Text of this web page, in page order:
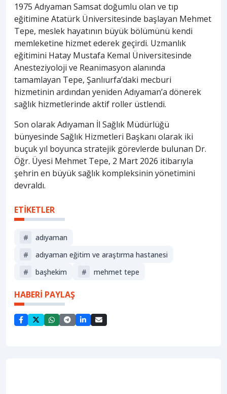
1975 Adıyaman Samsat doğumlu olan ve tıp
eğitimine Atatürk Üniversitesinde başlayan Mehmet
Tepe, meslek hayatının büyük bölümünü kendi
memleketine hizmet ederek geçirdi. Uzmanlık
eğitimini Hatay Mustafa Kemal Üniversitesinde
Anesteziyoloji ve Reanimasyon alanında
tamamlayan Tepe, Şanlıurfa’daki mecburi
hizmetinin ardından yeniden Adıyaman’a dönerek
sağlık hizmetlerinde aktif roller üstlendi.
Son olarak Adıyaman İl Sağlık Müdürlüğü
bünyesinde Sağlık Hizmetleri Başkanı olarak iki
buçuk yıl boyunca stratejik görevlerde bulunan Dr.
Öğr. Üyesi Mehmet Tepe, 2 Mart 2026 itibarıyla
şehrin en büyük sağlık kompleksinin yönetimini
devraldı.
ETİKETLER
#
adıyaman
#
adıyaman eğitim ve araştırma hastanesi
#
başhekim # mehmet tepe
HABERİ PAYLAŞ